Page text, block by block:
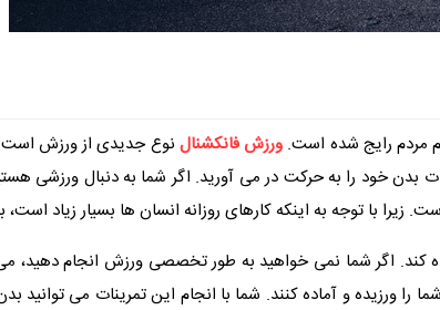
مردم رایج شده است. ورزش فانکشنال نوع جدیدی از ورزش
خود را به حرکت در می آورید. اگر شما به دنبال ورزشی
زیرا با توجه به اینکه کارهای روزانه انسان ها بسیار زیاد است،
کند. اگر شما نمی خواهید به طور تخصصی ورزش انجام دهید، می
را ورزیده و آماده کنند. شما با انجام این تمرینات می‌